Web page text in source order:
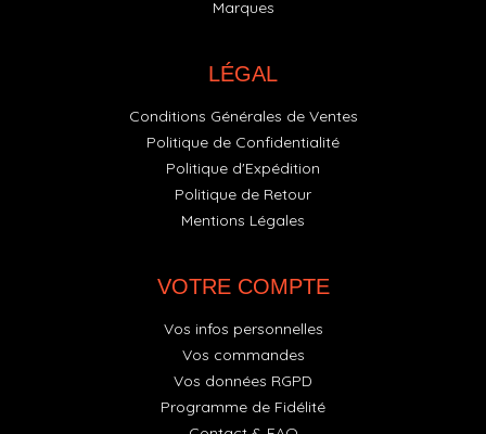
Marques
LÉGAL
Conditions Générales de Ventes
Politique de Confidentialité
Politique d'Expédition
Politique de Retour
Mentions Légales
VOTRE COMPTE
Vos infos personnelles
Vos commandes
Vos données RGPD
Programme de Fidélité